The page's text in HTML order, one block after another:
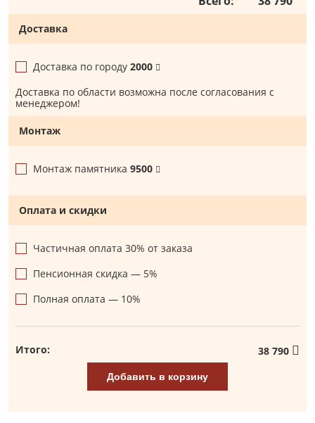
Доставка
Доставка по городу 2000
Доставка по области возможна после согласования с
менеджером!
Монтаж
Монтаж памятника 9500
Оплата и скидки
Частичная оплата 30% от заказа
Пенсионная скидка — 5%
Полная оплата — 10%
Итого: 38 790
Добавить в корзину